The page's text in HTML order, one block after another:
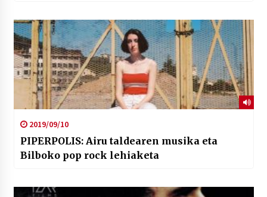
2019/09/10
PIPERPOLIS: Airu taldearen musika eta
Bilboko pop rock lehiaketa